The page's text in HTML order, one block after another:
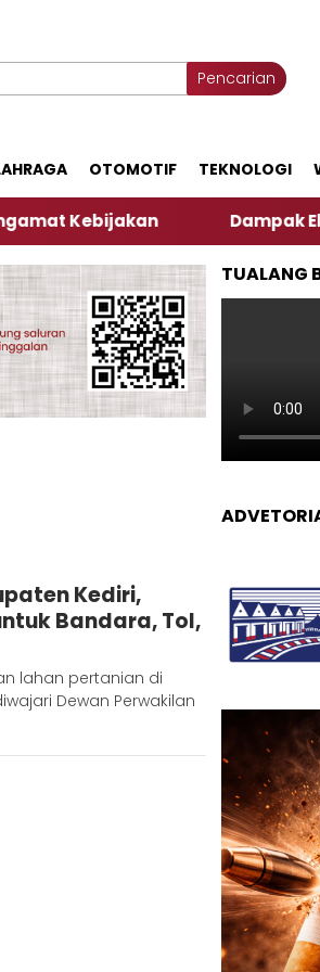
Pencarian
OTOMOTIF TEKNOLOGI
Dampak El Nino,
Kediri,
Bandara, Tol,
lahan pertanian di
Dewan Perwakilan
TUALANG